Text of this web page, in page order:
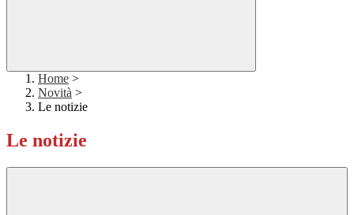
Home >
Novità >
Le notizie
Le notizie